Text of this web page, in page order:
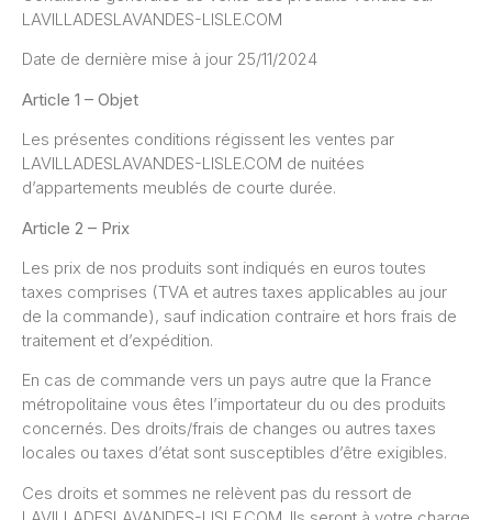
LAVILLADESLAVANDES-LISLE.COM
Date de dernière mise à jour 25/11/2024
Article 1 – Objet
Les présentes conditions régissent les ventes par
LAVILLADESLAVANDES-LISLE.COM de nuitées
d’appartements meublés de courte durée.
Article 2 – Prix
Les prix de nos produits sont indiqués en euros toutes
taxes comprises (TVA et autres taxes applicables au jour
de la commande), sauf indication contraire et hors frais de
traitement et d’expédition.
En cas de commande vers un pays autre que la France
métropolitaine vous êtes l’importateur du ou des produits
concernés. Des droits/frais de changes ou autres taxes
locales ou taxes d’état sont susceptibles d’être exigibles.
Ces droits et sommes ne relèvent pas du ressort de